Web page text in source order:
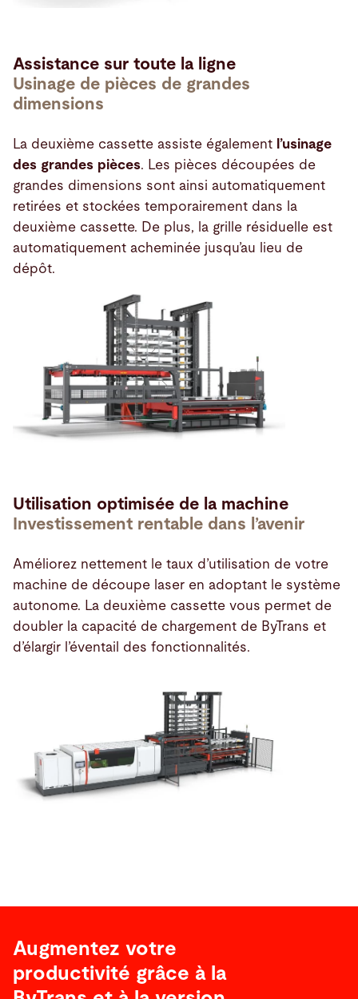
Assistance sur toute la ligne
Usinage de pièces de grandes
dimensions
La deuxième cassette assiste également l’usinage
des grandes pièces. Les pièces découpées de
grandes dimensions sont ainsi automatiquement
retirées et stockées temporairement dans la
deuxième cassette. De plus, la grille résiduelle est
automatiquement acheminée jusqu’au lieu de
dépôt.
Utilisation optimisée de la machine
Investissement rentable dans l’avenir
Améliorez nettement le taux d’utilisation de votre
machine de découpe laser en adoptant le système
autonome. La deuxième cassette vous permet de
doubler la capacité de chargement de ByTrans et
d’élargir l’éventail des fonctionnalités.
Augmentez votre
productivité grâce à la